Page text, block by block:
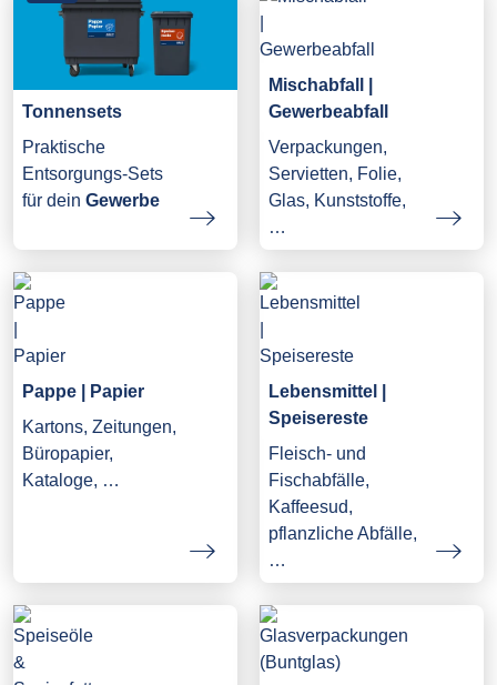
Tonnensets
Praktische
Entsorgungs-Sets
für dein Gewerbe
Mischabfall |
Gewerbeabfall
Verpackungen,
Servietten, Folie,
Glas, Kunststoffe,
…
Pappe | Papier
Kartons, Zeitungen,
Büropapier,
Kataloge, …
Lebensmittel |
Speisereste
Fleisch- und
Fischabfälle,
Kaffeesud,
pflanzliche Abfälle,
…